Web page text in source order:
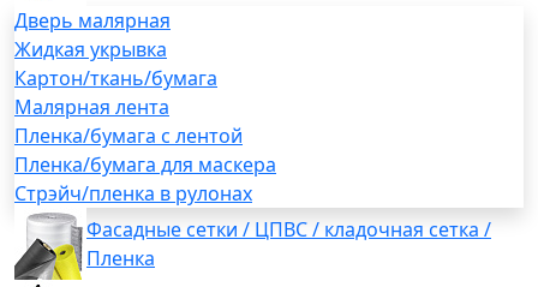
Дверь малярная
Жидкая укрывка
Картон/ткань/бумага
Малярная лента
Пленка/бумага с лентой
Пленка/бумага для маскера
Стрэйч/пленка в рулонах
Фасадные сетки / ЦПВС / кладочная сетка /
Пленка